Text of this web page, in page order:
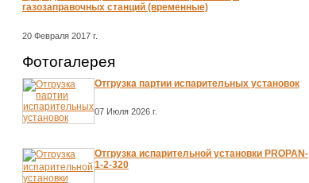
газозаправочных станций (временные)
20 Февраля 2017 г.
Фотогалерея
Отгрузка партии испарительных установок
07 Июля 2026 г.
Отгрузка испарительной установки PROPAN-
1-2-320